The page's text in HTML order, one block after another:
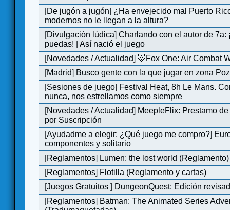
[De jugón a jugón] ¿Ha envejecido mal Puerto
modernos no le llegan a la altura?
[Divulgación lúdica]Charlando con el autor de 7a:
puedas! | Así nació el juego
[Novedades / Actualidad] 🦊Fox One: Air Combat
[Madrid] Busco gente con la que jugar en zona
[Sesiones de juego] Festival Heat, 8h Le Mans.
nunca, nos estrellamos como siempre
[Novedades / Actualidad] MeepleFlix: Prestamo
por Suscripción
[Ayudadme a elegir: ¿Qué juego me compro?]
componentes y solitario
[Reglamentos] Lumen: the lost world (Reglamento)
[Reglamentos] Flotilla (Reglamento y cartas)
[Juegos Gratuitos] DungeonQuest: Edición
[Reglamentos] Batman: The Animated Series